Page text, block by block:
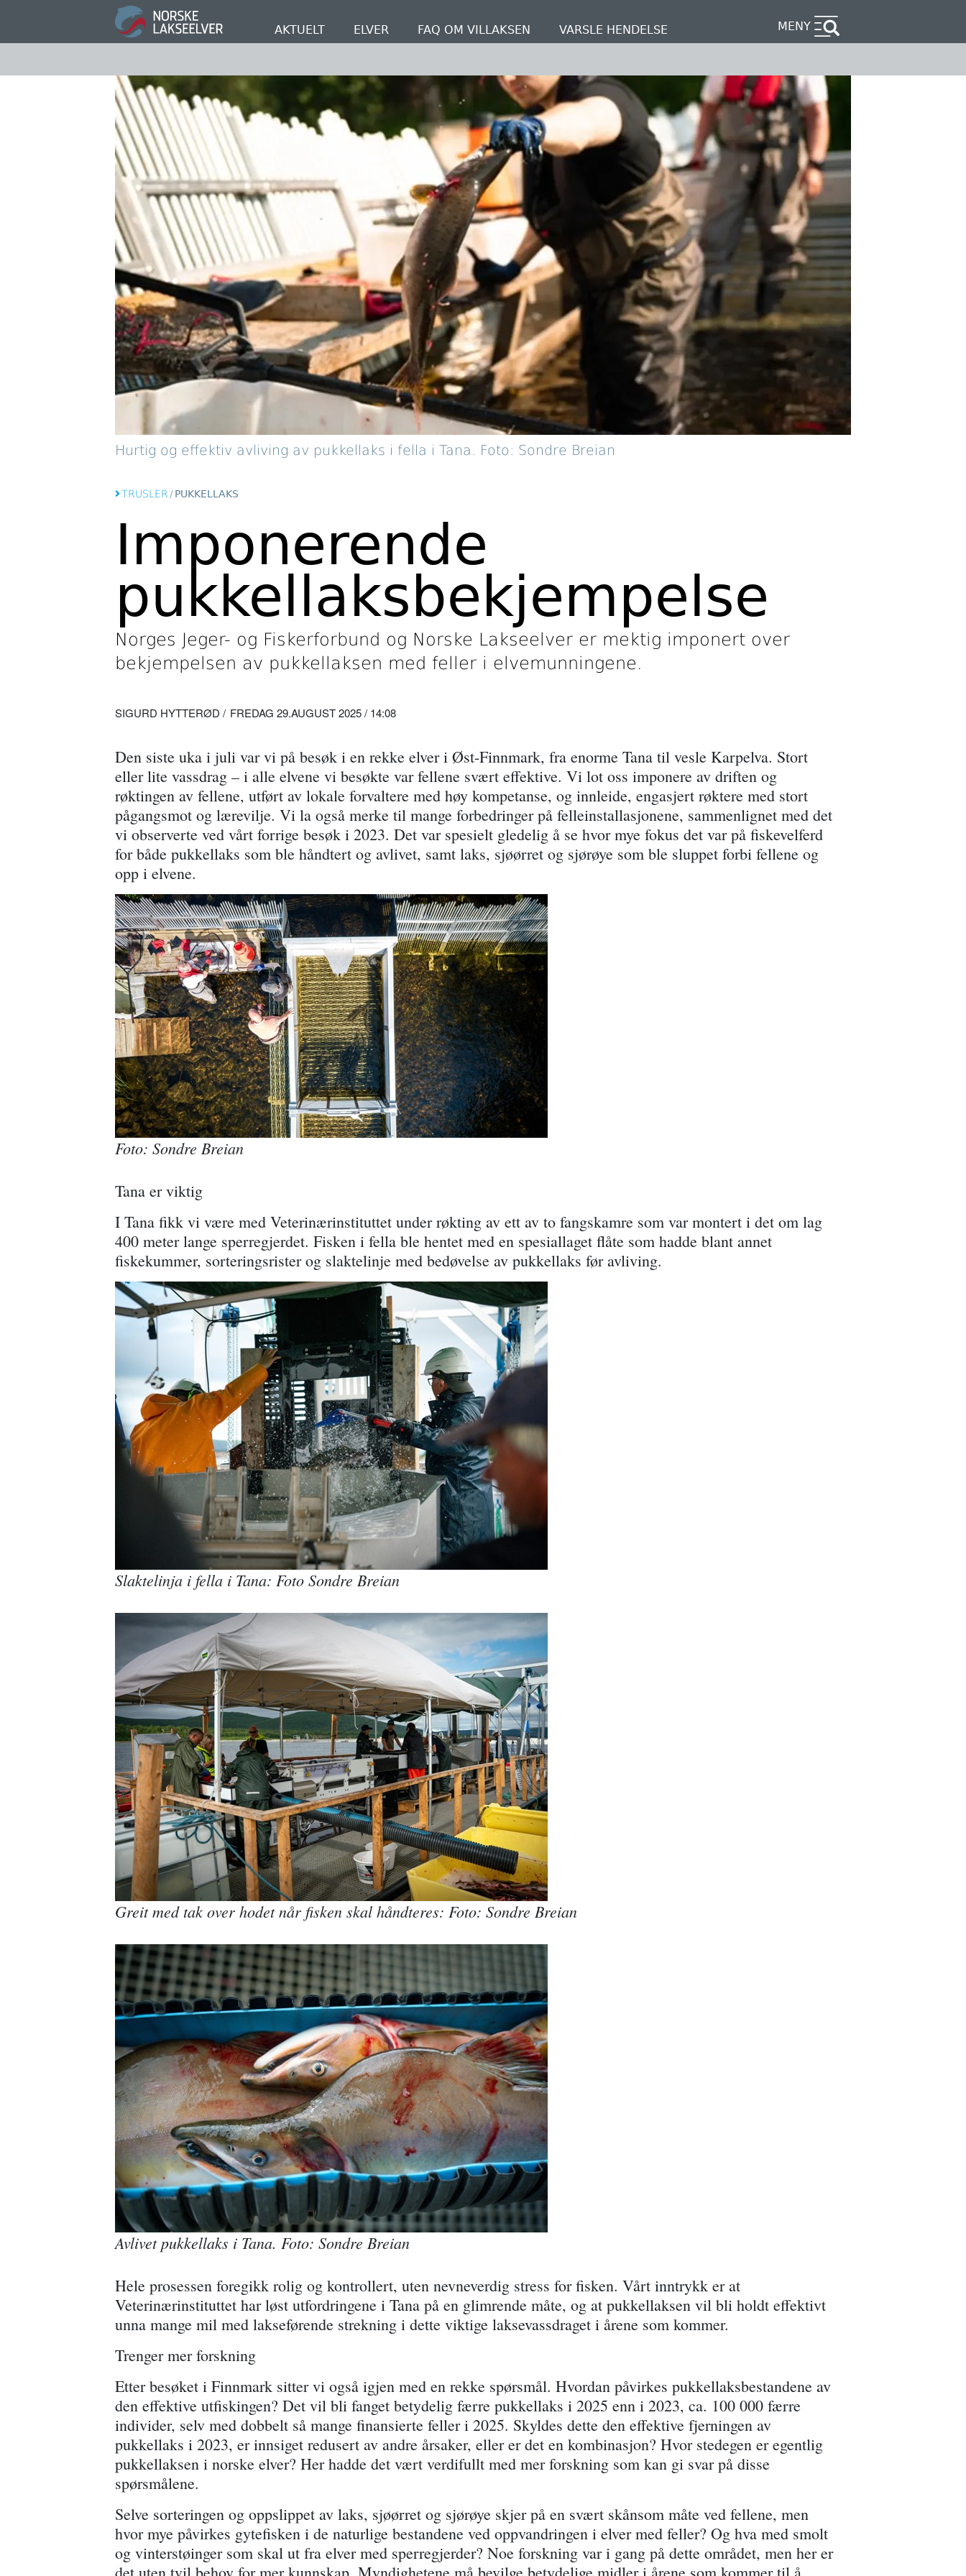
hovedinnhold
AKTUELT ELVER FAQ OM VILLAKSEN VARSLE HENDELSE MENY
Hurtig og effektiv avliving av pukkellaks i fella i Tana. Foto: Sondre Breian
TRUSLER /PUKKELLAKS
Imponerende
pukkellaksbekjempelse
Norges Jeger- og Fiskerforbund og Norske Lakseelver er mektig imponert over
bekjempelsen av pukkellaksen med feller i elvemunningene.
SIGURD HYTTERØD FREDAG 29.AUGUST 2025 / 14:08
Den siste uka i juli var vi på besøk i en rekke elver i Øst-Finnmark, fra enorme Tana til vesle Karpelva. Stort
eller lite vassdrag – i alle elvene vi besøkte var fellene svært effektive. Vi lot oss imponere av driften og
røktingen av fellene, utført av lokale forvaltere med høy kompetanse, og innleide, engasjert røktere med stort
pågangsmot og lærevilje. Vi la også merke til mange forbedringer på felleinstallasjonene, sammenlignet med det
vi observerte ved vårt forrige besøk i 2023. Det var spesielt gledelig å se hvor mye fokus det var på fiskevelferd
for både pukkellaks som ble håndtert og avlivet, samt laks, sjøørret og sjørøye som ble sluppet forbi fellene og
opp i elvene.
Foto: Sondre Breian
Tana er viktig
I Tana fikk vi være med Veterinærinstituttet under røkting av ett av to fangskamre som var montert i det om lag
400 meter lange sperregjerdet. Fisken i fella ble hentet med en spesiallaget flåte som hadde blant annet
fiskekummer, sorteringsrister og slaktelinje med bedøvelse av pukkellaks før avliving.
Slaktelinja i fella i Tana: Foto Sondre Breian
Greit med tak over hodet når fisken skal håndteres: Foto: Sondre Breian
Avlivet pukkellaks i Tana. Foto: Sondre Breian
Hele prosessen foregikk rolig og kontrollert, uten nevneverdig stress for fisken. Vårt inntrykk er at
Veterinærinstituttet har løst utfordringene i Tana på en glimrende måte, og at pukkellaksen vil bli holdt effektivt
unna mange mil med lakseførende strekning i dette viktige laksevassdraget i årene som kommer.
Trenger mer forskning
Etter besøket i Finnmark sitter vi også igjen med en rekke spørsmål. Hvordan påvirkes pukkellaksbestandene av
den effektive utfiskingen? Det vil bli fanget betydelig færre pukkellaks i 2025 enn i 2023, ca. 100 000 færre
individer, selv med dobbelt så mange finansierte feller i 2025. Skyldes dette den effektive fjerningen av
pukkellaks i 2023, er innsiget redusert av andre årsaker, eller er det en kombinasjon? Hvor stedegen er egentlig
pukkellaksen i norske elver? Her hadde det vært verdifullt med mer forskning som kan gi svar på disse
spørsmålene.
Selve sorteringen og oppslippet av laks, sjøørret og sjørøye skjer på en svært skånsom måte ved fellene, men
hvor mye påvirkes gytefisken i de naturlige bestandene ved oppvandringen i elver med feller? Og hva med smolt
og vinterstøinger som skal ut fra elver med sperregjerder? Noe forskning var i gang på dette området, men her er
det uten tvil behov for mer kunnskap. Myndighetene må bevilge betydelige midler i årene som kommer til å